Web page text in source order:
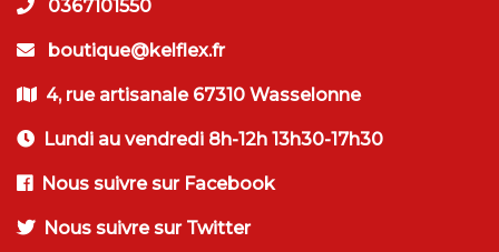
0367101550
boutique@kelflex.fr
4, rue artisanale 67310 Wasselonne
Lundi au vendredi 8h-12h 13h30-17h30
Nous suivre sur Facebook
Nous suivre sur Twitter